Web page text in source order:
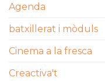
Agenda
batxillerat i mòduls
Cinema a la fresca
Creactiva't